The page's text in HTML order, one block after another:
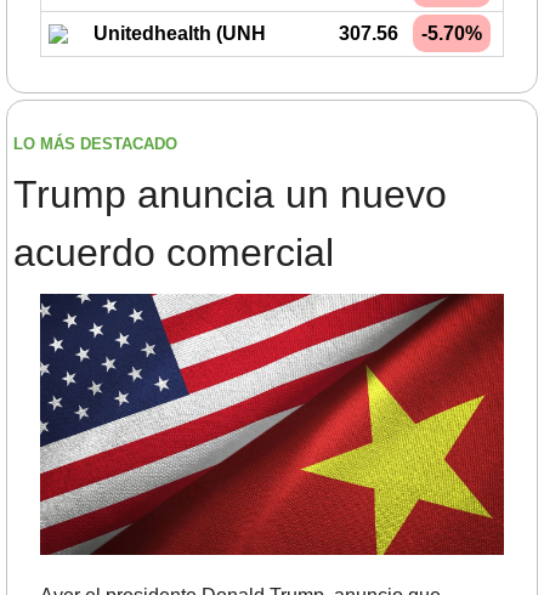
Unitedhealth (UNH 307.56 -5.70%
LO MÁS DESTACADO
Trump anuncia un nuevo
acuerdo comercial